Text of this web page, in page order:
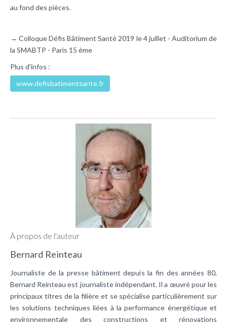
au fond des pièces.
→ Colloque Défis Bâtiment Santé 2019 le 4 juillet - Auditorium de
la SMABTP - Paris 15 ème
Plus d'infos :
www.defisbatimentsante.fr
À propos de l'auteur
Bernard Reinteau
Journaliste de la presse bâtiment depuis la fin des années 80,
Bernard Reinteau est journaliste indépendant. Il a œuvré pour les
principaux titres de la filière et se spécialise particulièrement sur
les solutions techniques liées à la performance énergétique et
environnementale des constructions et rénovations